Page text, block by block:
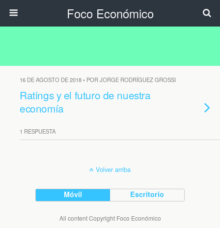
Foco Económico
16 DE AGOSTO DE 2018 • POR JORGE RODRÍGUEZ GROSSI
Ratings y el futuro de nuestra
economía
1 RESPUESTA
Volver arriba
Móvil Escritorio
All content Copyright Foco Económico